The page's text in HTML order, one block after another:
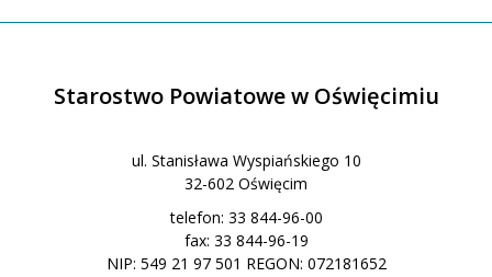
Starostwo Powiatowe w Oświęcimiu
ul. Stanisława Wyspiańskiego 10
32-602 Oświęcim
telefon: 33 844-96-00
fax: 33 844-96-19
NIP: 549 21 97 501 REGON: 072181652